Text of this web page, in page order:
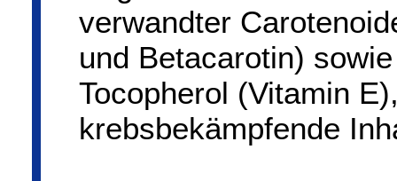
verwandter
und Betacarotin)
Tocopherol (Vitamin
krebsbekämpfende